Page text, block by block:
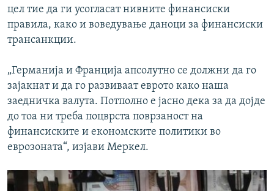
цел тие да ги усогласат нивните финансиски
правила, како и воведување даноци за финансиски
трансанкции.
„Германија и Франција апсолутно се должни да го
зајакнат и да го развиваат еврото како наша
заедничка валута. Потполно е јасно дека за да дојде
до тоа ни треба поцврста поврзаност на
финансиските и економските политики во
еврозоната“, изјави Меркел.